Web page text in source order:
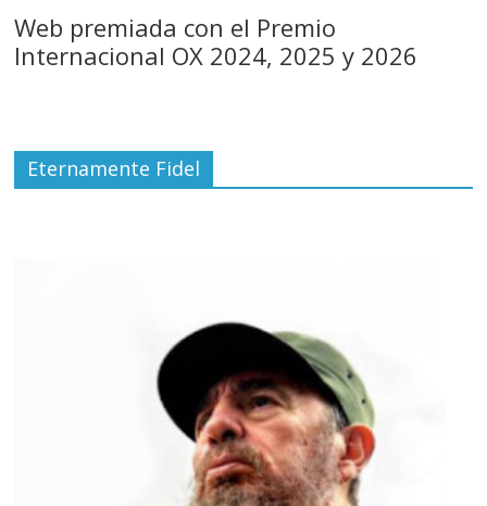
Web premiada con el Premio
Internacional OX 2024, 2025 y 2026
Eternamente Fidel